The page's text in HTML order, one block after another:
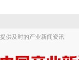
提供及时的产业新闻资讯